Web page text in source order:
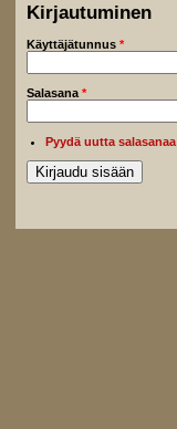
Kirjautuminen
Käyttäjätunnus *
Salasana *
Pyydä uutta salasanaa